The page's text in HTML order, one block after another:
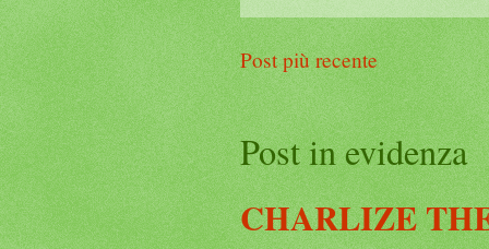
Post più recente
Post in evidenza
CHARLIZE